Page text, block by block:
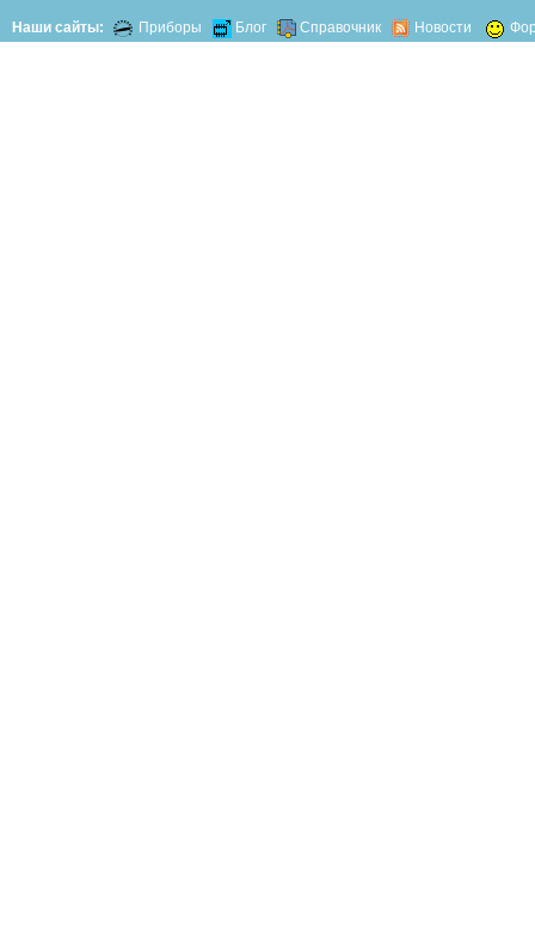
Наши сайты: Приборы Блог Справочник Новости